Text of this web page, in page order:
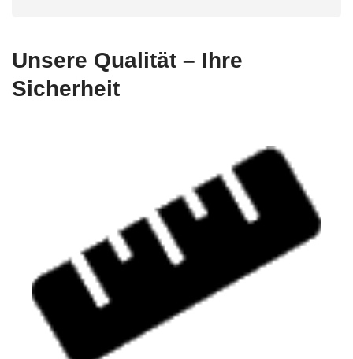
Unsere Qualität – Ihre
Sicherheit